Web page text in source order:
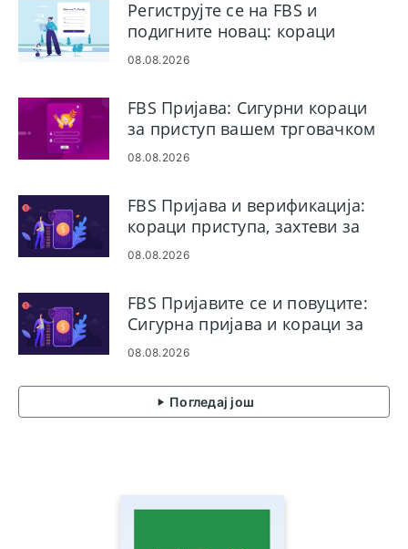
Региструјте се на FBS и
подигните новац: кораци
рачуна и исплате
08.08.2026
FBS Пријава: Сигурни кораци
за приступ вашем трговачком
рачуну
08.08.2026
FBS Пријава и верификација:
кораци приступа, захтеви за
документе
08.08.2026
FBS Пријавите се и повуците:
Сигурна пријава и кораци за
исплату
08.08.2026
Погледај још